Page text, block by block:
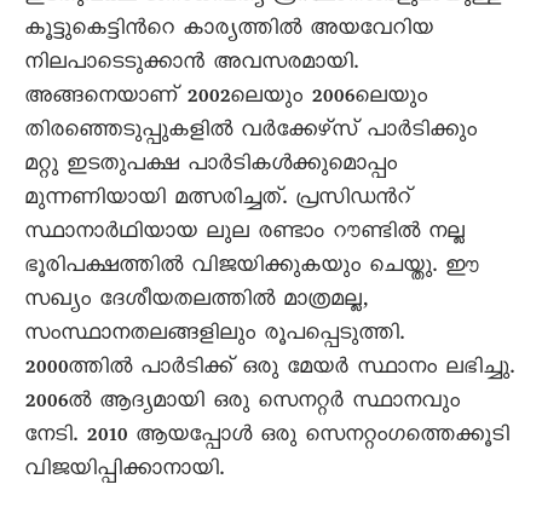
കൂട്ടുകെട്ടിന്‍റെ കാര്യത്തില്‍ അയവേറിയ
നിലപാടെടുക്കാന്‍ അവസരമായി.
അങ്ങനെയാണ് 2002ലെയും 2006ലെയും
തിരഞ്ഞെടുപ്പുകളില്‍ വര്‍ക്കേഴ്സ് പാര്‍ടിക്കും
മറ്റു ഇടതുപക്ഷ പാര്‍ടികള്‍ക്കുമൊപ്പം
മുന്നണിയായി മത്സരിച്ചത്. പ്രസിഡന്‍റ്
സ്ഥാനാര്‍ഥിയായ ലുല രണ്ടാം റൗണ്ടില്‍ നല്ല
ഭൂരിപക്ഷത്തില്‍ വിജയിക്കുകയും ചെയ്തു. ഈ
സഖ്യം ദേശീയതലത്തില്‍ മാത്രമല്ല,
സംസ്ഥാനതലങ്ങളിലും രൂപപ്പെടുത്തി.
2000ത്തില്‍ പാര്‍ടിക്ക് ഒരു മേയര്‍ സ്ഥാനം ലഭിച്ചു.
2006ല്‍ ആദ്യമായി ഒരു സെനറ്റര്‍ സ്ഥാനവും
നേടി. 2010 ആയപ്പോള്‍ ഒരു സെനറ്റംഗത്തെക്കൂടി
വിജയിപ്പിക്കാനായി.